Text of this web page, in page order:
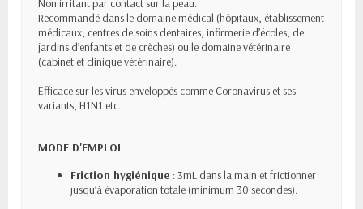
Non irritant par contact sur la peau.
Recommandé dans le domaine médical (hôpitaux, établissement
médicaux, centres de soins dentaires, infirmerie d’écoles, de
jardins d’enfants et de crèches) ou le domaine vétérinaire
(cabinet et clinique vétérinaire).
Efficace sur les virus enveloppés comme Coronavirus et ses
variants, H1N1 etc.
MODE D'EMPLOI
Friction hygiénique : 3mL dans la main et frictionner
jusqu’à évaporation totale (minimum 30 secondes).